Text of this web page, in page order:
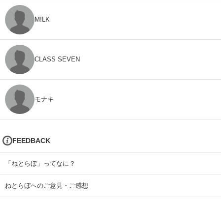
M!LK
CLASS SEVEN
モナキ
FEEDBACK
「ねとらぼ」ってなに？
ねとらぼへのご意見・ご感想